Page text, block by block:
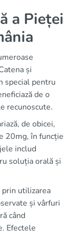
a Pieței
și
special pentru
de o
recunoscute.
de obicei,
20mg, în funcție
includ
soluția orală și
utilizarea
și vârfuri
când
Efectele